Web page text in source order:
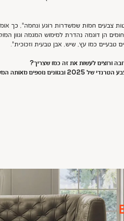
צבעים חמות שמשדרות רוגע ונחמה", כך
הן דוגמה נהדרת למימוש המגמה וגוון
טבעיים כמו עץ, שיש, אבן טבעית וזכוכית".
ורוצים לעשות את זה כמו שצריך?
נוספים מאותה המשפחה: